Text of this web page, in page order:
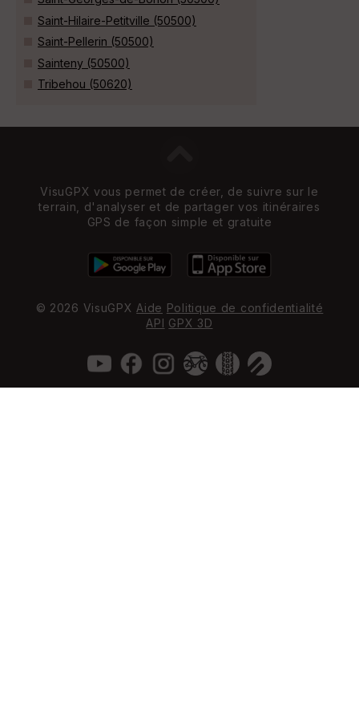
Saint-Hilaire-Petitville (50500)
Saint-Pellerin (50500)
Sainteny (50500)
Tribehou (50620)
VisuGPX vous permet de créer, de suivre sur le
terrain, d'analyser et de partager vos itinéraires
GPS de façon simple et gratuite
© 2026 VisuGPXAide Politique de confidentialité
API GPX 3D